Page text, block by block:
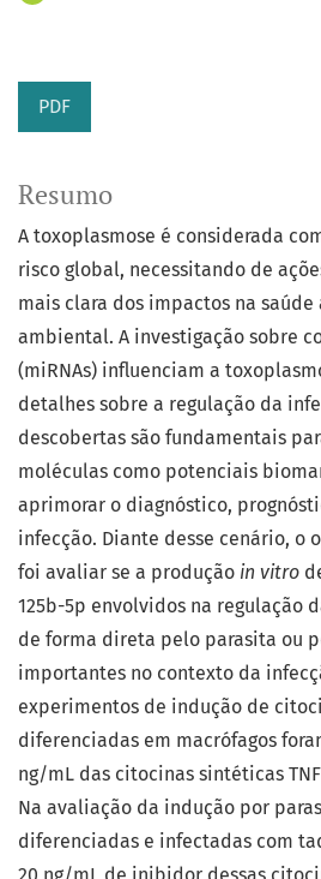
PDF
Resumo
A toxoplasmose é considerada
risco global, necessitando de
mais clara dos impactos na
ambiental. A investigação sobre
(miRNAs) influenciam a
detalhes sobre a regulação da
descobertas são fundamentais
moléculas como potenciais
aprimorar o diagnóstico,
infecção. Diante desse cenário, o
foi avaliar se a produção in vitro
125b-5p envolvidos na regulação
de forma direta pelo parasita ou
importantes no contexto da
experimentos de indução de
diferenciadas em macrófagos
ng/mL das citocinas sintéticas
Na avaliação da indução por
diferenciadas e infectadas com